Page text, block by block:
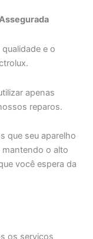
e o
apenas
reparos.
que seu aparelho
mantendo o alto
você espera da
os serviços